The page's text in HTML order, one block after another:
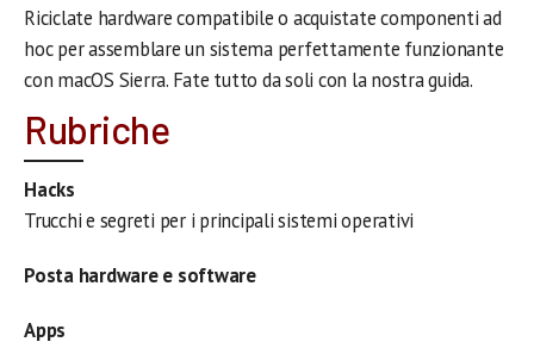
Riciclate hardware compatibile o acquistate componenti ad
hoc per assemblare un sistema perfettamente funzionante
con macOS Sierra. Fate tutto da soli con la nostra guida.
Rubriche
Hacks
Trucchi e segreti per i principali sistemi operativi
Posta hardware e software
Apps